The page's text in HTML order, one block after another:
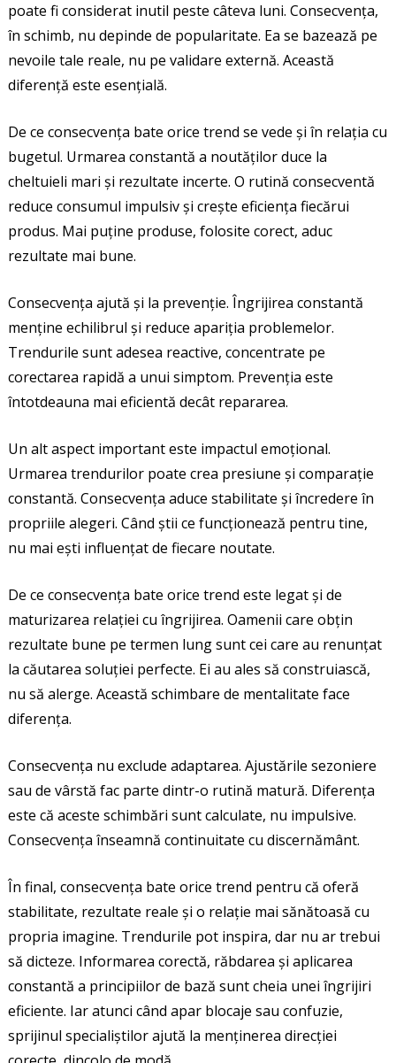
poate fi considerat inutil peste câteva luni. Consecvența,
în schimb, nu depinde de popularitate. Ea se bazează pe
nevoile tale reale, nu pe validare externă. Această
diferență este esențială.
De ce consecvența bate orice trend se vede și în relația cu
bugetul. Urmarea constantă a noutăților duce la
cheltuieli mari și rezultate incerte. O rutină consecventă
reduce consumul impulsiv și crește eficiența fiecărui
produs. Mai puține produse, folosite corect, aduc
rezultate mai bune.
Consecvența ajută și la prevenție. Îngrijirea constantă
menține echilibrul și reduce apariția problemelor.
Trendurile sunt adesea reactive, concentrate pe
corectarea rapidă a unui simptom. Prevenția este
întotdeauna mai eficientă decât repararea.
Un alt aspect important este impactul emoțional.
Urmarea trendurilor poate crea presiune și comparație
constantă. Consecvența aduce stabilitate și încredere în
propriile alegeri. Când știi ce funcționează pentru tine,
nu mai ești influențat de fiecare noutate.
De ce consecvența bate orice trend este legat și de
maturizarea relației cu îngrijirea. Oamenii care obțin
rezultate bune pe termen lung sunt cei care au renunțat
la căutarea soluției perfecte. Ei au ales să construiască,
nu să alerge. Această schimbare de mentalitate face
diferența.
Consecvența nu exclude adaptarea. Ajustările sezoniere
sau de vârstă fac parte dintr-o rutină matură. Diferența
este că aceste schimbări sunt calculate, nu impulsive.
Consecvența înseamnă continuitate cu discernământ.
În final, consecvența bate orice trend pentru că oferă
stabilitate, rezultate reale și o relație mai sănătoasă cu
propria imagine. Trendurile pot inspira, dar nu ar trebui
să dicteze. Informarea corectă, răbdarea și aplicarea
constantă a principiilor de bază sunt cheia unei îngrijiri
eficiente. Iar atunci când apar blocaje sau confuzie,
sprijinul specialiștilor ajută la menținerea direcției